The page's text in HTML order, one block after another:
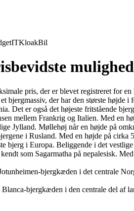
ITKloakBil
pris, der er blevet registreret for
bjergmassiv, der har den største
Det er også det højeste fritstående
mellem Frankrig og Italien. Med en
Jylland. Møllehøj når en højde på
i Rusland. Med en højde på
bjerg i Europa. Beliggende i det
som Sagarmatha på nepalesisk.
bjergkæden i det centrale
bjergkæden i den centrale del af